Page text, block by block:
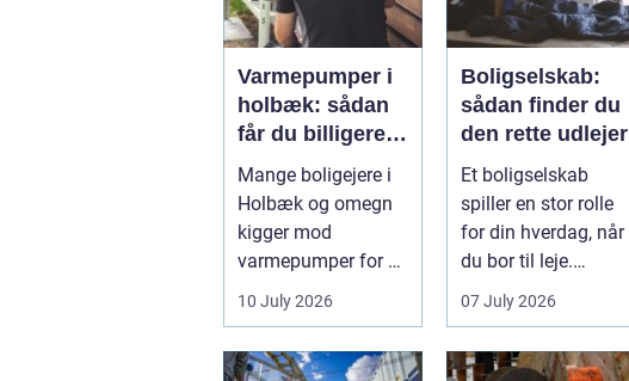
Varmepumper i
holbæk: sådan
får du billigere
varme og bedre
indeklima
Mange boligejere i
Holbæk og omegn
kigger mod
varmepumper for at
sænke
varmeregningen og
få et sunde...
10 July 2026
Boligselskab:
sådan finder du
den rette udlejer
Et boligselskab
spiller en stor rolle
for din hverdag, når
du bor til leje.
Huslejen, vedligeh...
07 July 2026